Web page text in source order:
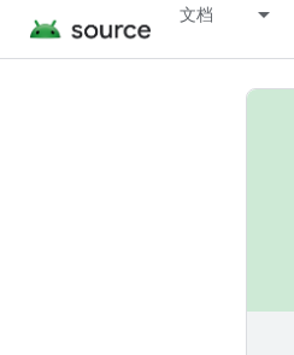
文档